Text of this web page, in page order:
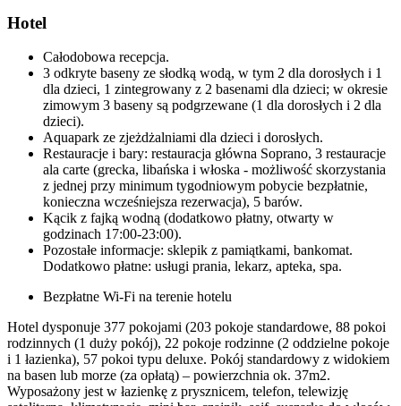
Hotel
Całodobowa recepcja.
3 odkryte baseny ze słodką wodą, w tym 2 dla dorosłych i 1
dla dzieci, 1 zintegrowany z 2 basenami dla dzieci; w okresie
zimowym 3 baseny są podgrzewane (1 dla dorosłych i 2 dla
dzieci).
Aquapark ze zjeżdżalniami dla dzieci i dorosłych.
Restauracje i bary: restauracja główna Soprano, 3 restauracje
ala carte (grecka, libańska i włoska - możliwość skorzystania
z jednej przy minimum tygodniowym pobycie bezpłatnie,
konieczna wcześniejsza rezerwacja), 5 barów.
Kącik z fajką wodną (dodatkowo płatny, otwarty w
godzinach 17:00-23:00).
Pozostałe informacje: sklepik z pamiątkami, bankomat.
Dodatkowo płatne: usługi prania, lekarz, apteka, spa.
Bezpłatne Wi-Fi na terenie hotelu
Hotel dysponuje 377 pokojami (203 pokoje standardowe, 88 pokoi
rodzinnych (1 duży pokój), 22 pokoje rodzinne (2 oddzielne pokoje
i 1 łazienka), 57 pokoi typu deluxe. Pokój standardowy z widokiem
na basen lub morze (za opłatą) – powierzchnia ok. 37m2.
Wyposażony jest w łazienkę z prysznicem, telefon, telewizję